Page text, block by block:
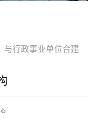
与行政事业单位合建